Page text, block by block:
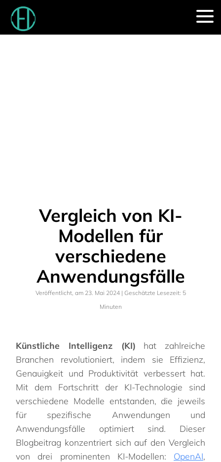
Vergleich von KI-
Modellen für
verschiedene
Anwendungsfälle
Veröffentlicht, am 23. Mai 2024| Geschätzte Lesezeit: 5
Minuten
Künstliche Intelligenz (KI) hat zahlreiche
Branchen revolutioniert, indem sie Effizienz,
Genauigkeit und Produktivität verbessert hat.
Mit dem Fortschritt der KI-Technologie sind
verschiedene Modelle entstanden, die jeweils
für spezifische Anwendungen und
Anwendungsfälle optimiert sind. Dieser
Blogbeitrag konzentriert sich auf den Vergleich
von drei prominenten KI-Modellen: OpenAI,